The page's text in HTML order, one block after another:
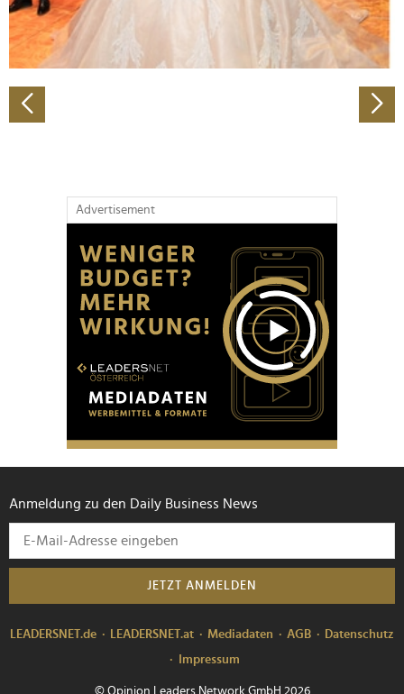
Verwendung unserer Website an unsere Partner für
soziale Medien, Werbung und Analysen weiter. Unsere
Partner führen diese Informationen möglicherweise mit
haben oder die sie im Rahmen Ihrer Nutzung der Dienste
gesammelt haben.
Advertisement
Anmeldung zu den Daily Business News
JETZT ANMELDEN
LEADERSNET.de LEADERSNET.at Mediadaten AGB
Datenschutz
Impressum